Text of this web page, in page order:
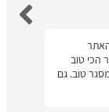
הכי טוב
טוב. גם